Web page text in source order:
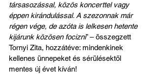
társasozással, közös koncerttel vagy
éppen kirándulással. A szezonnak már
régen vége, de azóta is lelkesen hetente
kijárunk közösen focizni” – összegzett
Tornyi Zita, hozzátéve: mindenkinek
kellenes ünnepeket és sérülésektől
mentes új évet kíván!